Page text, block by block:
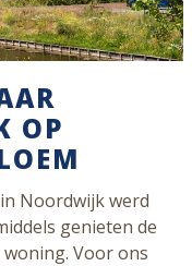
OP
Noordwijk werd
genieten de
Voor ons